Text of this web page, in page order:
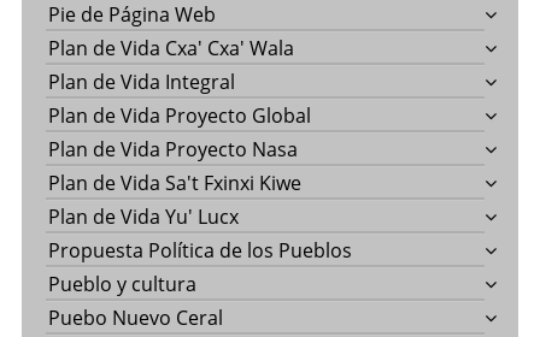
Pie de Página Web
Plan de Vida Cxa' Cxa' Wala
Plan de Vida Integral
Plan de Vida Proyecto Global
Plan de Vida Proyecto Nasa
Plan de Vida Sa't Fxinxi Kiwe
Plan de Vida Yu' Lucx
Propuesta Política de los Pueblos
Pueblo y cultura
Puebo Nuevo Ceral